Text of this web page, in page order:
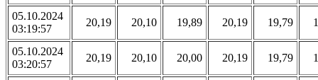
05.10.2024
03:19:57
20,19 20,10 19,89 20,19 19,79
05.10.2024
03:20:57
20,19 20,10 20,00 20,19 19,79